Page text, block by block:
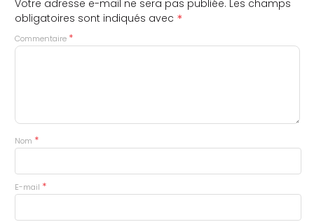
Votre adresse e-mail ne sera pas publiée. Les champs
obligatoires sont indiqués avec *
Commentaire *
Nom *
E-mail *